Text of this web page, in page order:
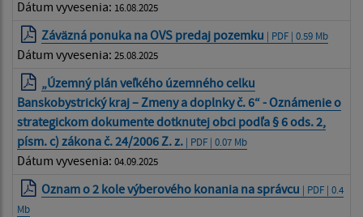
Dátum vyvesenia: 16.08.2025
Záväzná ponuka na OVS predaj pozemku | PDF | 0.59 Mb
Dátum vyvesenia: 25.08.2025
„Územný plán veľkého územného celku
Banskobystrický kraj – Zmeny a doplnky č. 6“ - Oznámenie o
strategickom dokumente dotknutej obci podľa § 6 ods. 2,
písm. c) zákona č. 24/2006 Z. z. | PDF | 0.07 Mb
Dátum vyvesenia: 04.09.2025
Oznam o 2 kole výberového konania na správcu | PDF | 0.4
Mb